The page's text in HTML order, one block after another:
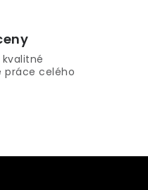
práce celého